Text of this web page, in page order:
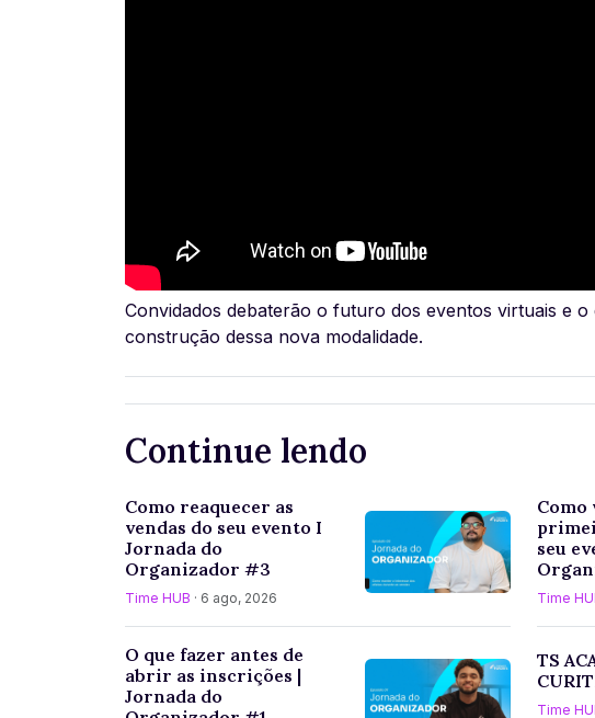
Convidados debaterão o futuro dos eventos virtuais e
construção dessa nova modalidade.
Continue lendo
Como reaquecer as
vendas do seu evento I
Jornada do
Organizador #3
Time HUB · 6 ago, 2026
Como
seu
Time
O que fazer antes de
abrir as inscrições |
Jornada do
TS
Time